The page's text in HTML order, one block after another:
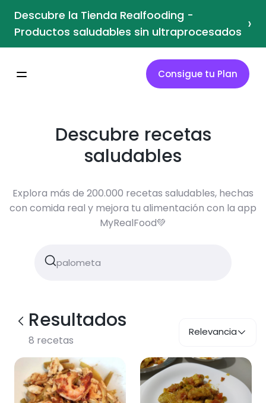
Descubre la Tienda Realfooding -
Productos saludables sin ultraprocesados ›
Consigue tu Plan
Descubre recetas
saludables
Explora más de 200.000 recetas saludables, hechas
con comida real y mejora tu alimentación con la app
MyRealFood💚
Resultados
8 recetas
Relevancia